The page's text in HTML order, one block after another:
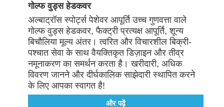
गोल्फ वुड्स हेडकवर
अल्बाट्रॉस स्पोर्ट्स पेशेवर आपूर्ति उच्च गुणवत्ता वाले
गोल्फ वुड्स हेडकवर, फैक्ट्री प्रत्यक्ष आपूर्ति, शून्य
बिचौलिया मूल्य अंतर। त्वरित और विचारशील बिक्री-
पश्चात सेवा के साथ वैयक्तिकृत डिज़ाइन और तीव्र
नमूनाकरण का समर्थन करता है। खरीदारी, अधिक
विवरण जानने और दीर्घकालिक साझेदारी स्थापित करने
के लिए आपका स्वागत है!
और पढ़ें